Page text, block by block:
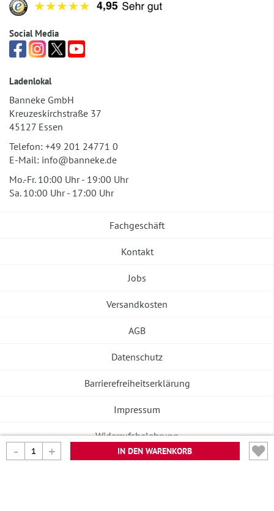
IN DEN WARENKORB
Social Media
Ladenlokal
Banneke GmbH
Kreuzeskirchstraße 37
45127 Essen
Telefon: +49 201 24771 0
E-Mail: info@banneke.de
Mo.-Fr. 10:00 Uhr - 19:00 Uhr
Sa. 10:00 Uhr - 17:00 Uhr
Fachgeschäft
Kontakt
Jobs
Versandkosten
AGB
Datenschutz
Barrierefreiheitserklärung
Impressum
Widerrufsbelehrung
Vertrag widerrufen